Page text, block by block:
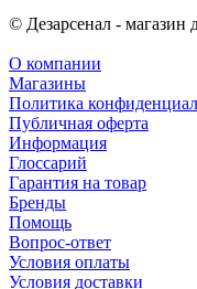
© Дезарсенал - магазин
О компании
Магазины
Политика
Публичная оферта
Информация
Глоссарий
Гарантия на товар
Бренды
Помощь
Вопрос-ответ
Условия оплаты
Условия доставки